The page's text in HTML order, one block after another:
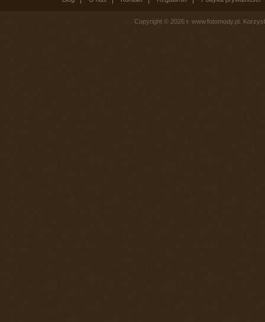
Copyright © 2026 r. www.fotomody.pl.